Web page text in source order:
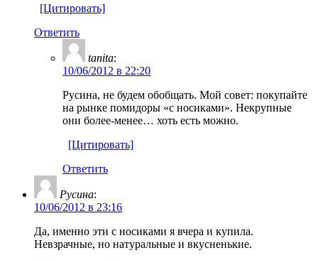
[Цитировать]
Ответить
tanita:
10/06/2012 в 22:20
Русина, не будем обобщать. Мой совет: покупайте
на рынке помидоры «с носиками». Некрупные
они более-менее… хоть есть можно.
[Цитировать]
Ответить
Русина:
10/06/2012 в 23:16
Да, именно эти с носиками я вчера и купила.
Невзрачные, но натуральные и вкусненькие.